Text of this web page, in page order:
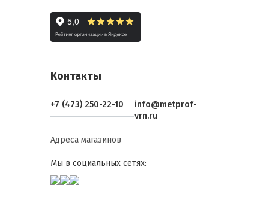
Контакты
+7 (473) 250-22-10
info@metprof-
vrn.ru
Адреса магазинов
Мы в социальных сетях: